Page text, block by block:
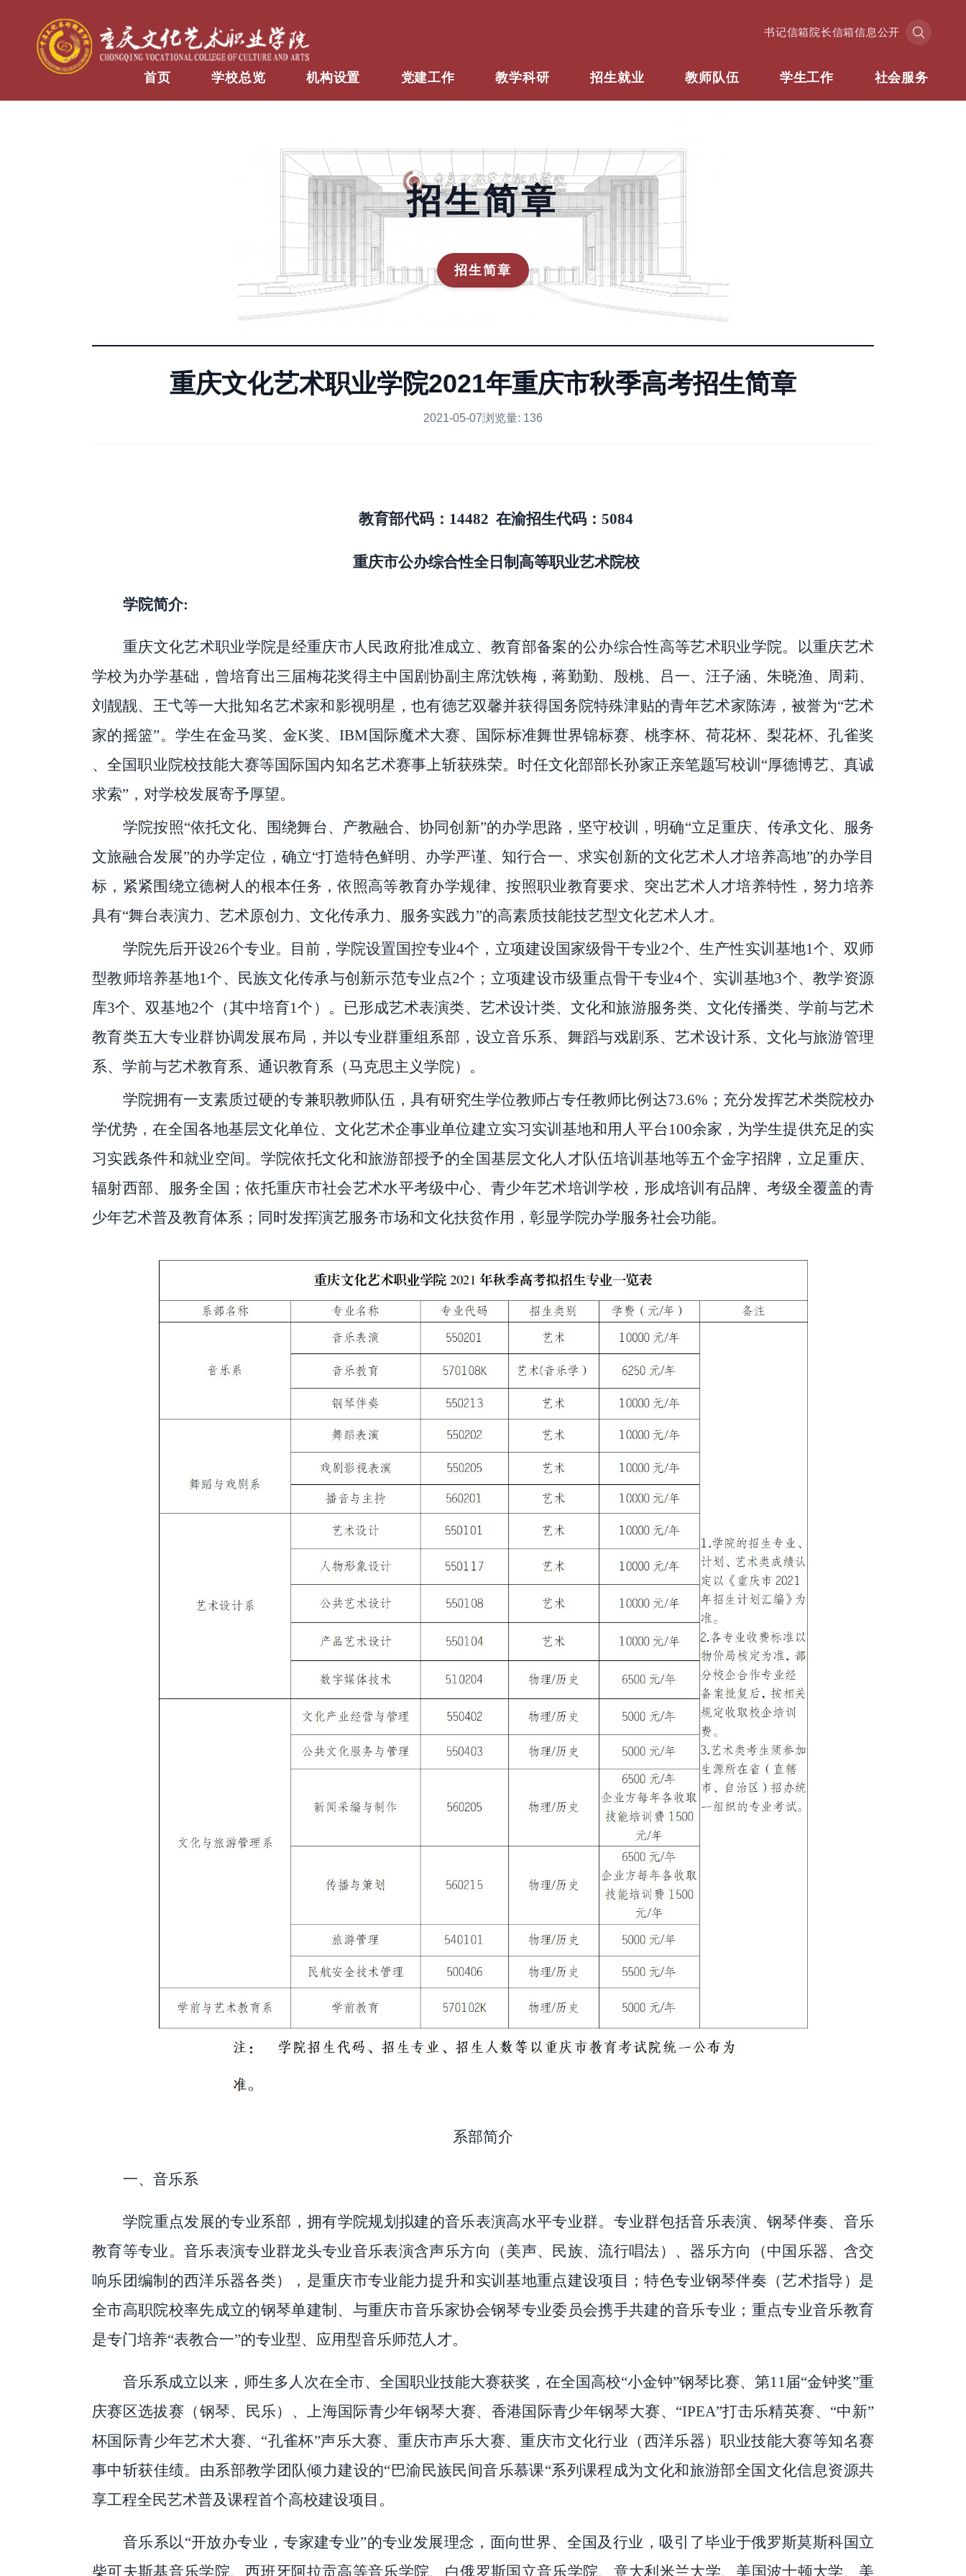
书记信箱院长信箱信息公开
首页 学校总览 机构设置 党建工作 教学科研 招生就业 教师队伍 学生工作 社会服务
招生简章
招生简章
重庆文化艺术职业学院2021年重庆市秋季高考招生简章
2021-05-07浏览量: 136
教育部代码： 14482 在渝招生代码：5084
重庆市公办综合性全日制高等职业艺术院校
学院简介:
重庆文化艺术职业学院是经重庆市人民政府批准成立、教育部备案的公办综合性高等艺术职业学院。以重庆艺术
学校为办学基础，曾培育出三届梅花奖得主中国剧协副主席沈铁梅，蒋勤勤、殷桃、吕一、汪子涵、朱晓渔、周莉、
刘靓靓、王弋等一大批知名艺术家和影视明星，也有德艺双馨并获得国务院特殊津贴的青年艺术家陈涛，被誉为“艺术
家的摇篮”。学生在金马奖、金K奖、IBM国际魔术大赛、国际标准舞世界锦标赛、桃李杯、荷花杯、梨花杯、孔雀奖
、全国职业院校技能大赛等国际国内知名艺术赛事上斩获殊荣。时任文化部部长孙家正亲笔题写校训“厚德博艺、真诚
求索”，对学校发展寄予厚望。
学院按照“依托文化、围绕舞台、产教融合、协同创新”的办学思路，坚守校训，明确“立足重庆、传承文化、服务
文旅融合发展”的办学定位，确立“打造特色鲜明、办学严谨、知行合一、求实创新的文化艺术人才培养高地”的办学目
标，紧紧围绕立德树人的根本任务，依照高等教育办学规律、按照职业教育要求、突出艺术人才培养特性，努力培养
具有“舞台表演力、艺术原创力、文化传承力、服务实践力”的高素质技能技艺型文化艺术人才。
学院先后开设26个专业。目前，学院设置国控专业4个，立项建设国家级骨干专业2个、生产性实训基地1个、双师
型教师培养基地1个、民族文化传承与创新示范专业点2个；立项建设市级重点骨干专业4个、实训基地3个、教学资源
库3个、双基地2个（其中培育1个）。已形成艺术表演类、艺术设计类、文化和旅游服务类、文化传播类、学前与艺术
教育类五大专业群协调发展布局，并以专业群重组系部，设立音乐系、 舞蹈与戏剧系、 艺术设计系、文化与旅游管理
系、 学前与艺术教育系、 通识教育系 （马克思主义学院）。
学院拥有一支素质过硬的专兼职教师队伍，具有研究生学位教师占专任教师比例达73.6%；充分发挥艺术类院校办
学优势，在全国各地基层文化单位、文化艺术企事业单位建立实习实训基地和用人平台100余家，为学生提供充足的实
习实践条件和就业空间。学院依托文化和旅游部授予的全国基层文化人才队伍培训基地等五个金字招牌，立足重庆、
辐射西部、服务全国；依托重庆市社会艺术水平考级中心、青少年艺术培训学校，形成培训有品牌、考级全覆盖的青
少年艺术普及教育体系；同时发挥演艺服务市场和文化扶贫作用，彰显学院办学服务社会功能。
系部简介
一、 音乐系
学院重点发展的专业系部，拥有学院规划拟建的音乐表演高水平专业群。专业群包括音乐表演、钢琴伴奏、音乐
教育等专业。音乐表演专业群龙头专业音乐表演含声乐方向（美声、民族、流行唱法）、器乐方向（中国乐器、含交
响乐团编制的西洋乐器各类），是重庆市专业能力提升和实训基地重点建设项目；特色专业钢琴伴奏（艺术指导）是
全市高职院校率先成立的钢琴单建制、与重庆市音乐家协会钢琴专业委员会携手共建的音乐专业；重点专业音乐教育
是专门培养“表教合一”的专业型、应用型音乐师范人才。
音乐系成立以来，师生多人次在全市、全国职业技能大赛获奖，在全国高校“小金钟”钢琴比赛、第11届“金钟奖”重
庆赛区选拔赛（钢琴、民乐）、上海国际青少年钢琴大赛、香港国际青少年钢琴大赛、“IPEA”打击乐精英赛、“中新”
杯国际青少年艺术大赛、“孔雀杯”声乐大赛、重庆市声乐大赛、重庆市文化行业（西洋乐器）职业技能大赛等知名赛
事中斩获佳绩。由系部教学团队倾力建设的“巴渝民族民间音乐慕课“系列课程成为文化和旅游部全国文化信息资源共
享工程全民艺术普及课程首个高校建设项目。
音乐系以“开放办专业，专家建专业”的专业发展理念，面向世界、全国及行业，吸引了毕业于俄罗斯莫斯科国立
柴可夫斯基音乐学院、西班牙阿拉贡高等音乐学院、白俄罗斯国立音乐学院、意大利米兰大学、美国波士顿大学、美